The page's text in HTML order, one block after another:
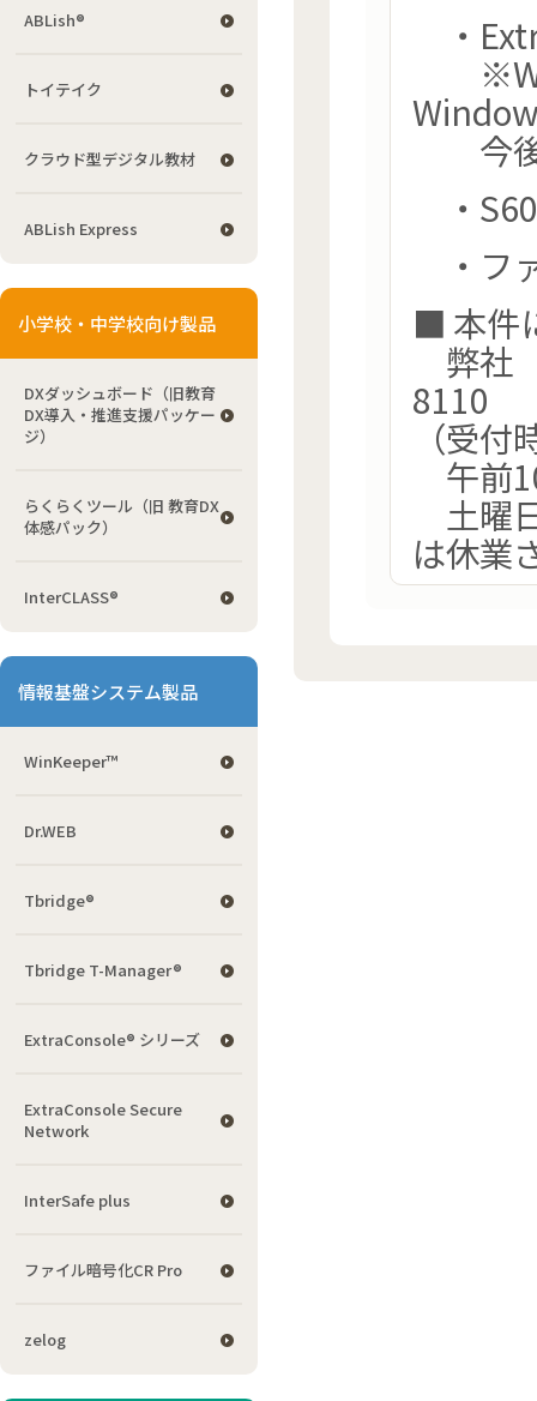
ABLish®
トイテイク
クラウド型デジタル教材
ABLish Express
小学校・中学校向け製品
DXダッシュボード（旧教育
DX導入・推進支援パッケー
ジ）
らくらくツール（旧 教育DX
体感パック）
InterCLASS®
情報基盤システム製品
WinKeeper™
Dr.WEB
Tbridge®
Tbridge T-Manager®
ExtraConsole® シリーズ
ExtraConsole Secure
Network
InterSafe plus
ファイル暗号化CR Pro
zelog
・
今後
・
・フ
■ 本件
弊社
8110
（受付
午前
土曜
は休業